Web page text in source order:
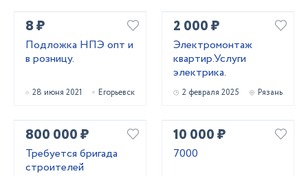
8 ₽
Подложка НПЭ опт и
в розницу.
28 июня 2021 Егорьевск
2 000 ₽
Электромонтаж
квартир.Услуги
электрика.
2 февраля 2025 Рязань
800 000 ₽
Требуется бригада
строителей
10 000 ₽
7000